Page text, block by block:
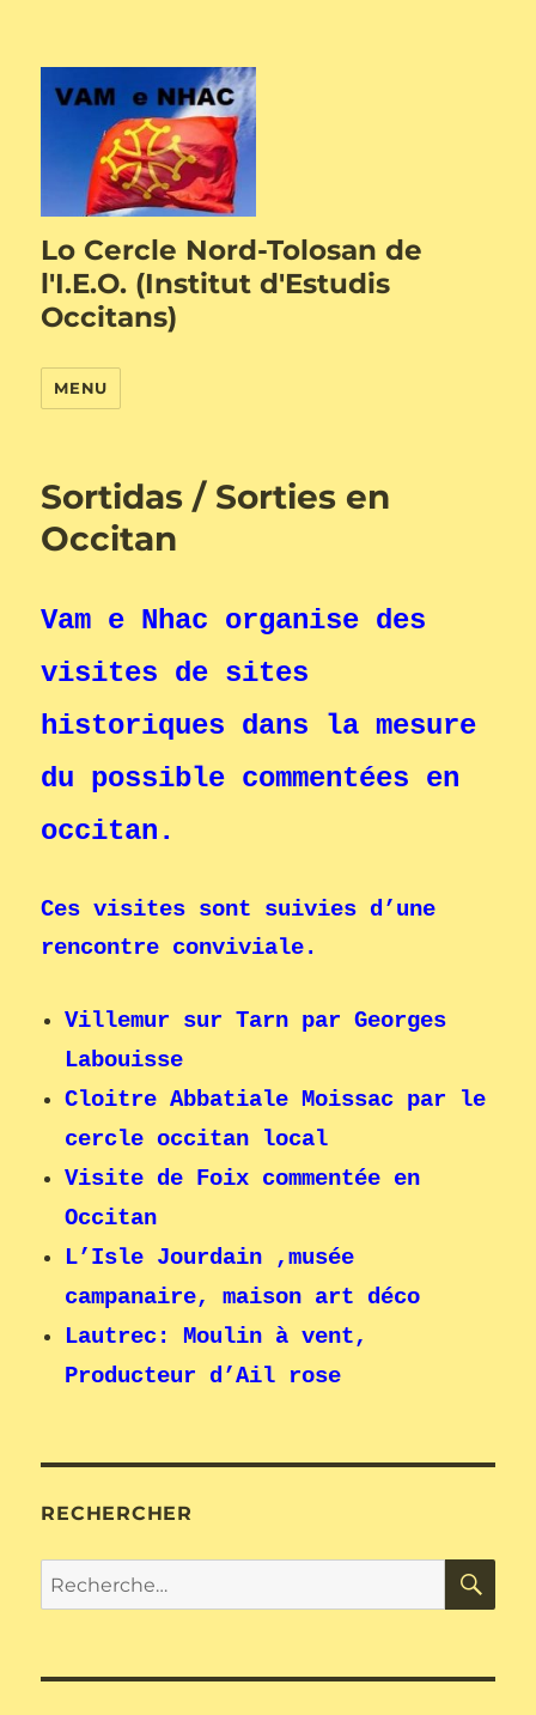
Lo Cercle Nord-Tolosan de
l'I.E.O. (Institut d'Estudis
Occitans)
MENU
Sortidas / Sorties en
Occitan
Vam e Nhac organise des
visites de sites
historiques dans la mesure
du possible commentées en
occitan.
Ces visites sont suivies d’une
rencontre conviviale.
Villemur sur Tarn par Georges
Labouisse
Cloitre Abbatiale Moissac par le
cercle occitan local
Visite de Foix commentée en
Occitan
L’Isle Jourdain ,musée
campanaire, maison art déco
Lautrec: Moulin à vent,
Producteur d’Ail rose
RECHERCHER
Recherche
pour :